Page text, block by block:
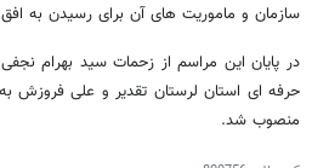
سازمان و ماموریت های آن برای رسیدن به افق 1400 ضرورتی انکار ناپذیر است.
در پایان این مراسم از زحمات سید بهرام
حرفه ای استان لرستان تقدیر و علی فروزش
منصوب شد.